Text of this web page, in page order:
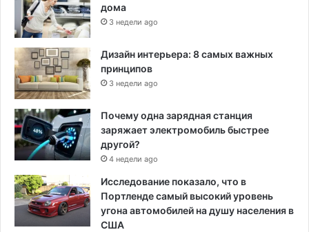
дома
3 недели ago
Дизайн интерьера: 8 самых важных
принципов
3 недели ago
Почему одна зарядная станция
заряжает электромобиль быстрее
другой?
4 недели ago
Исследование показало, что в
Портленде самый высокий уровень
угона автомобилей на душу населения в
США